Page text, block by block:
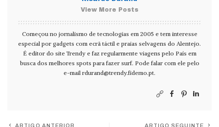
View More Posts
Começou no jornalismo de tecnologias em 2005 e tem interesse
especial por gadgets com ecrã táctil e praias selvagens do Alentejo.
É editor do site Trendy e faz regularmente viagens pelo País em
busca dos melhores spots para fazer surf. Pode falar com ele pelo
e-mail rdurand@trendy.fidemo.pt.
ARTIGO ANTERIOR ARTIGO SEGUINTE